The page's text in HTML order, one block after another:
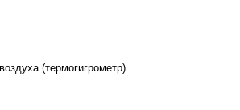
(термогигрометр)